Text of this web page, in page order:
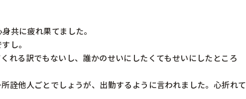
共に疲れ果てました。
し。
れる訳でもないし、誰かのせいにしたくてもせいにしたところ
詮他人ごとでしょうが、出勤するように言われました。心折れて